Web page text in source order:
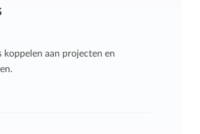
koppelen aan projecten en